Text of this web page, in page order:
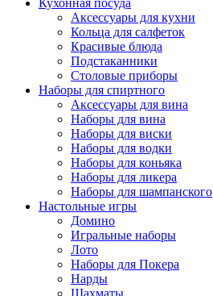
Кухонная посуда
Аксессуары для кухни
Кольца для салфеток
Красивые блюда
Подстаканники
Столовые приборы
Наборы для спиртного
Аксессуары для вина
Наборы для вина
Наборы для виски
Наборы для водки
Наборы для коньяка
Наборы для ликера
Наборы для шампанского
Настольные игры
Домино
Игральные наборы
Лото
Наборы для Покера
Нарды
Шахматы